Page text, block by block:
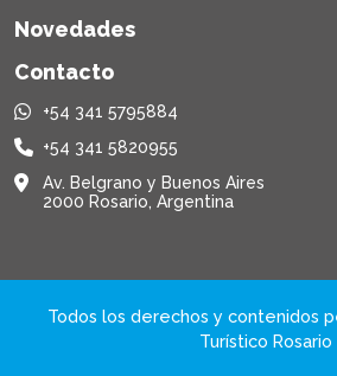
Novedades
Contacto
+54 341 5795884
+54 341 5820955
Av. Belgrano y Buenos Aires
2000 Rosario, Argentina
Todos los derechos y contenidos
Turístico Rosario